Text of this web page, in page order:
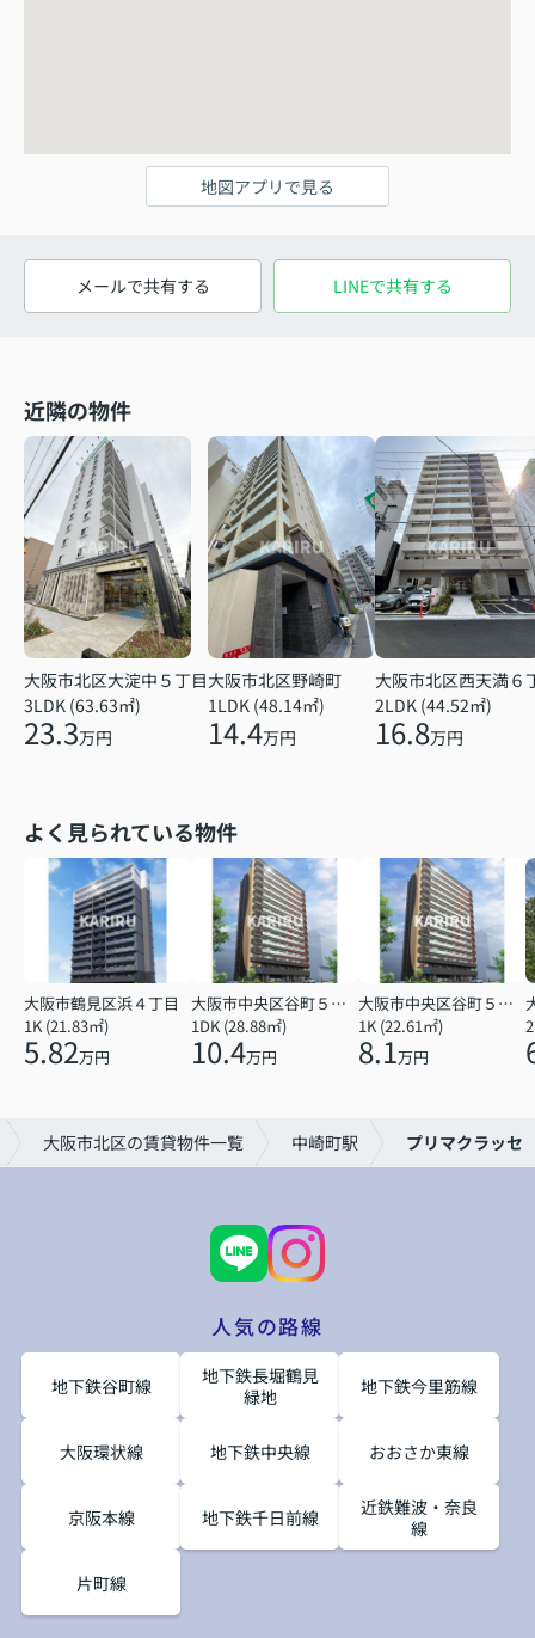
地図アプリで見る
メールで共有する LINEで共有する
近隣の物件
大阪市北区大淀中５丁目
3LDK (63.63㎡)
23.3万円
大阪市北区野崎町
1LDK (48.14㎡)
14.4万円
大阪市北区西天満６
2LDK (44.52㎡)
16.8万円
よく見られている物件
大阪市鶴見区浜４丁目
1K (21.83㎡)
5.82万円
大阪市中央区谷町５丁目
1DK (28.88㎡)
10.4万円
大阪市中央区谷町５丁目
1K (22.61㎡)
8.1万円
大阪市北区の賃貸物件一覧 中崎町駅 プリマクラッセ
人気の路線
地下鉄谷町線
地下鉄長堀鶴見
緑地
地下鉄今里筋線
大阪環状線 地下鉄中央線 おおさか東線
京阪本線 地下鉄千日前線
近鉄難波・奈良
線
片町線